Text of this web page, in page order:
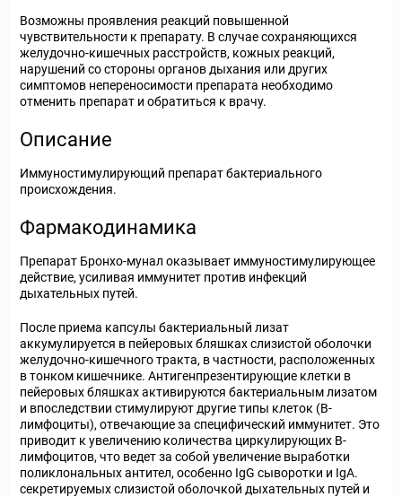
Возможны проявления реакций повышенной
чувствительности к препарату. В случае сохраняющихся
желудочно-кишечных расстройств, кожных реакций,
нарушений со стороны органов дыхания или других
симптомов непереносимости препарата необходимо
отменить препарат и обратиться к врачу.
Описание
Иммуностимулирующий препарат бактериального
происхождения.
Фармакодинамика
Препарат Бронхо-мунал оказывает иммуностимулирующее
действие, усиливая иммунитет против инфекций
дыхательных путей.
После приема капсулы бактериальный лизат
аккумулируется в пейеровых бляшках слизистой оболочки
желудочно-кишечного тракта, в частности, расположенных
в тонком кишечнике. Антигенпрезентирующие клетки в
пейеровых бляшках активируются бактериальным лизатом
и впоследствии стимулируют другие типы клеток (В-
лимфоциты), отвечающие за специфический иммунитет. Это
приводит к увеличению количества циркулирующих В-
лимфоцитов, что ведет за собой увеличение выработки
поликлональных антител, особенно IgG сыворотки и IgA.
секретируемых слизистой оболочкой дыхательных путей и